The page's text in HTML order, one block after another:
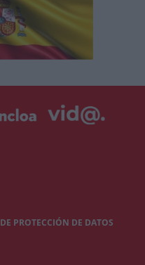
PROTECCIÓN DE DATOS